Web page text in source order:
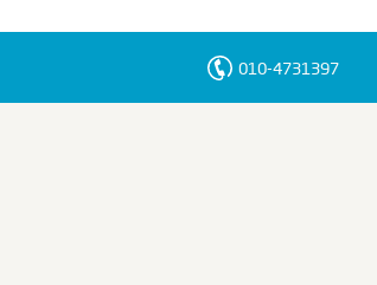
010-4731397